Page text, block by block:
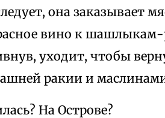
она заказывает
вино к
уходит, чтобы
ракии и маслинами
На Острове?